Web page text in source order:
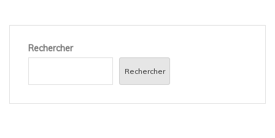
Rechercher
Rechercher